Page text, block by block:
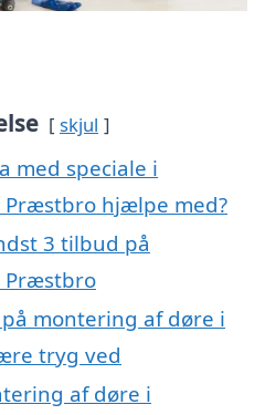
skjul
med speciale i
hjælpe med?
3 tilbud på
Præstbro
montering af døre i
tryg ved
af døre i